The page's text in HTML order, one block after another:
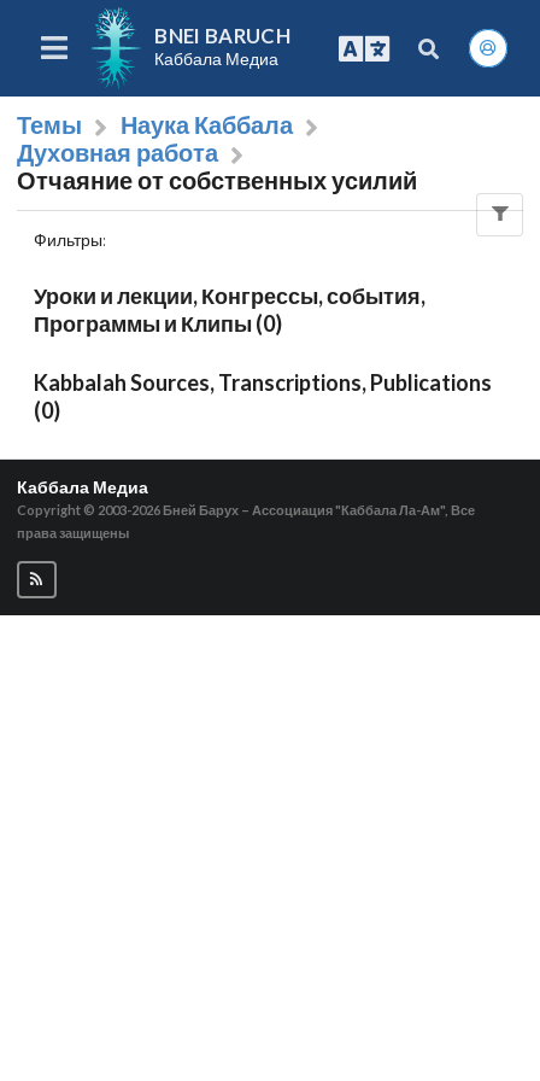
BNEI BARUCH
Каббала Медиа
Темы
Наука Каббала
Духовная работа
Отчаяние от собственных усилий
Фильтры:
Уроки и лекции, Конгрессы, события,
Программы и Клипы (0)
Kabbalah Sources, Transcriptions, Publications
(0)
Каббала Медиа
Copyright © 2003-2026 Бней Барух – Ассоциация "Каббала Ла-Ам", Все
права защищены